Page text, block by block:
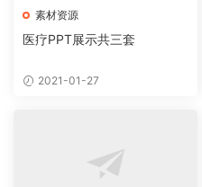
素材资源
医疗PPT展示共三套
2021-01-27